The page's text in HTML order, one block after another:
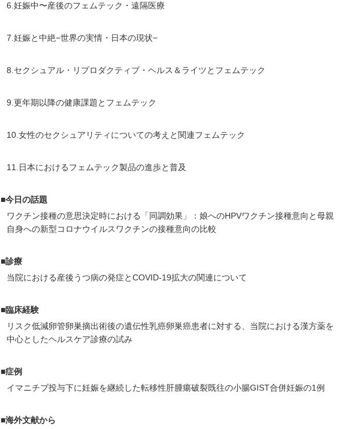
6.妊娠中〜産後のフェムテック・遠隔医療
7.妊娠と中絶−世界の実情・日本の現状−
8.セクシュアル・リプロダクティブ・ヘルス＆ライツとフェムテック
9.更年期以降の健康課題とフェムテック
10.女性のセクシュアリティについての考えと関連フェムテック
11.日本におけるフェムテック製品の進歩と普及
■今日の話題
ワクチン接種の意思決定時における「同調効果」：娘へのHPVワクチン接種意向と母親
自身への新型コロナウイルスワクチンの接種意向の比較
■診療
当院における産後うつ病の発症とCOVID-19拡大の関連について
■臨床経験
リスク低減卵管卵巣摘出術後の遺伝性乳癌卵巣癌患者に対する、当院における漢方薬を
中心としたヘルスケア診療の試み
■症例
イマニチブ投与下に妊娠を継続した転移性肝腫瘍破裂既往の小腸GIST合併妊娠の1例
■海外文献から